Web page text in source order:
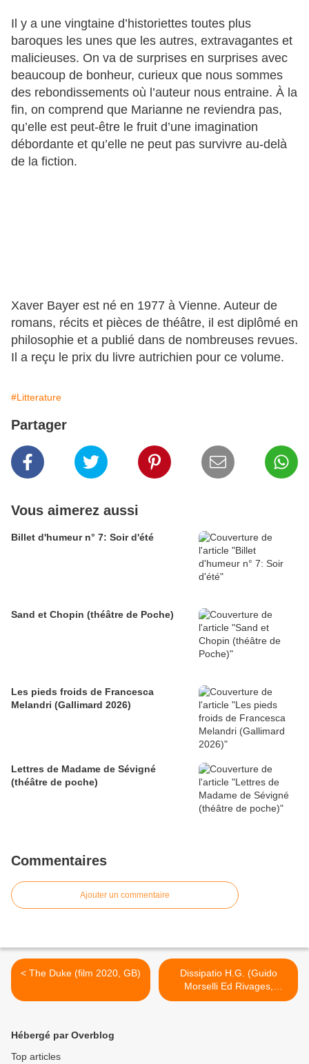
Il y a une vingtaine d’historiettes toutes plus
baroques les unes que les autres, extravagantes et
malicieuses. On va de surprises en surprises avec
beaucoup de bonheur, curieux que nous sommes
des rebondissements où l’auteur nous entraine. À la
fin, on comprend que Marianne ne reviendra pas,
qu’elle est peut-être le fruit d’une imagination
débordante et qu’elle ne peut pas survivre au-delà
de la fiction.
Xaver Bayer est né en 1977 à Vienne. Auteur de
romans, récits et pièces de théâtre, il est diplômé en
philosophie et a publié dans de nombreuses revues.
Il a reçu le prix du livre autrichien pour ce volume.
#Litterature
Partager
Vous aimerez aussi
Billet d'humeur n° 7: Soir d'été
Sand et Chopin (théâtre de Poche)
Les pieds froids de Francesca
Melandri (Gallimard 2026)
Lettres de Madame de Sévigné
(théâtre de poche)
Commentaires
Ajouter un commentaire
< The Duke (film 2020, GB)
Dissipatio H.G. (Guido
Morselli Ed Rivages,
réédition) >
Hébergé par Overblog
Top articles